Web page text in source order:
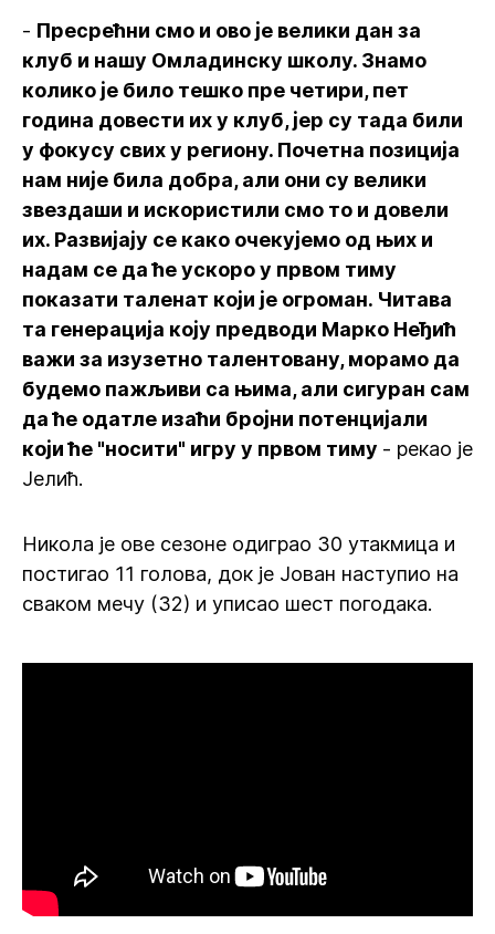
- Пресрећни смо и ово је велики дан за
клуб и нашу Омладинску школу. Знамо
колико је било тешко пре четири, пет
година довести их у клуб, јер су тада били
у фокусу свих у региону. Почетна позиција
нам није била добра, али они су велики
звездаши и искористили смо то и довели
их. Развијају се како очекујемо од њих и
надам се да ће ускоро у првом тиму
показати таленат који је огроман. Читава
та генерација коју предводи Марко Неђић
важи за изузетно талентовану, морамо да
будемо пажљиви са њима, али сигуран сам
да ће одатле изаћи бројни потенцијали
који ће "носити" игру у првом тиму - рекао је
Јелић.
Никола је ове сезоне одиграо 30 утакмица и
постигао 11 голова, док је Јован наступио на
сваком мечу (32) и уписао шест погодака.